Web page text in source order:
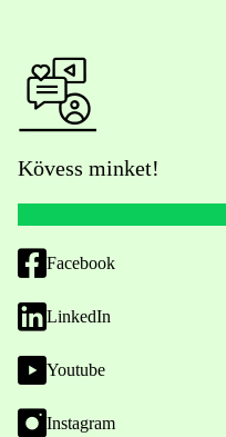
Kövess minket!
Facebook
LinkedIn
Youtube
Instagram